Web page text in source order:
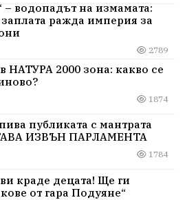
– водопадът на измамата:
ражда империя за
2789
НАТУРА 2000 зона: какво се
1874
публиката с мантрата
ИЗВЪН ПАРЛАМЕНТА
1784
краде децата! Ще ги
от гара Подуяне“